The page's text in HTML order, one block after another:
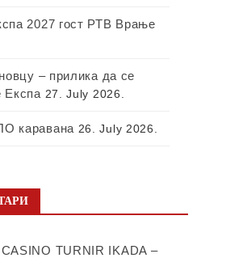
2027 гост РТВ Врање
– прилика да се
Експа 27. July 2026.
каравана 26. July 2026.
TURNIR IKADA –